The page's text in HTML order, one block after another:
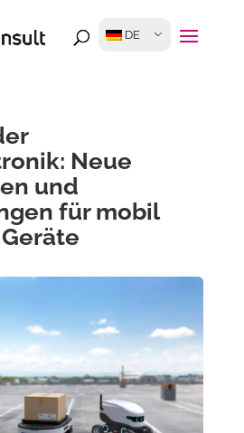
DE
Neue
und
für mobil